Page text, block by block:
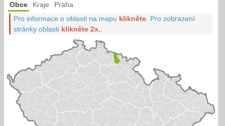
Obce Kraje Praha
Pro informace o oblasti na mapu klikněte Pro zobrazení
stránky oblasti klikněte 2x.